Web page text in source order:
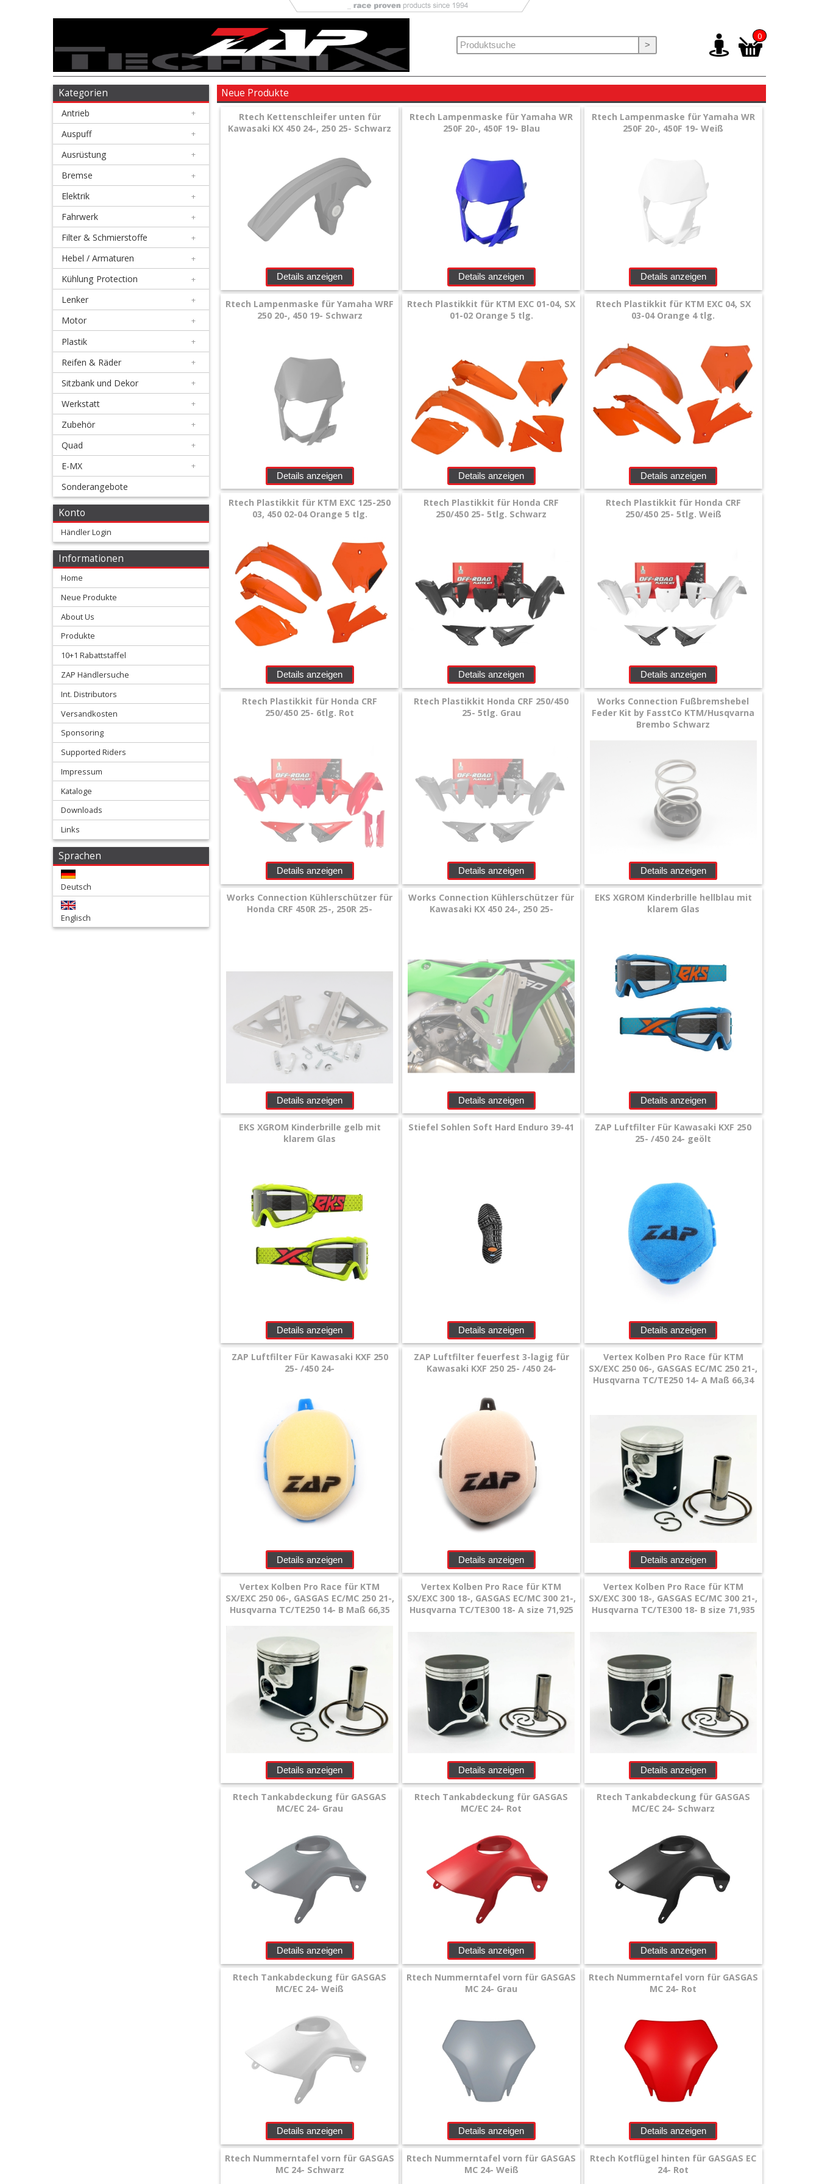
Antrieb
Auspuff
Ausrüstung
Bremse
Elektrik
Fahrwerk
Schmierstoffe
Armaturen
Kühlung
Protection
Lenker
Motor
Plastik
Reifen
Sitzbank
Dekor
Werkstatt
Zubehör
Quad
>
0
Kategorien
Antrieb +
Auspuff +
Ausrüstung +
Bremse +
Elektrik +
Fahrwerk +
Filter & Schmierstoffe +
Hebel / Armaturen +
Kühlung Protection +
Lenker +
Motor +
Plastik +
Reifen & Räder +
Sitzbank und Dekor +
Werkstatt +
Zubehör +
Quad +
E-MX +
Sonderangebote
Konto
Händler Login
Informationen
Home
Neue Produkte
About Us
Produkte
10+1 Rabattstaffel
ZAP Händlersuche
Int. Distributors
Versandkosten
Sponsoring
Supported Riders
Impressum
Kataloge
Downloads
Links
Sprachen
Deutsch
Englisch
Neue Produkte
Rtech Kettenschleifer unten für
Kawasaki KX 450 24-, 250 25- Schwarz
Details anzeigen
Rtech Lampenmaske für Yamaha WR
250F 20-, 450F 19- Blau
Details anzeigen
Rtech Lampenmaske für Yamaha WR
250F 20-, 450F 19- Weiß
Details anzeigen
Rtech Lampenmaske für Yamaha WRF
250 20-, 450 19- Schwarz
Details anzeigen
Rtech Plastikkit für KTM EXC 01-04, SX
01-02 Orange 5 tlg.
Details anzeigen
Rtech Plastikkit für KTM EXC 04, SX
03-04 Orange 4 tlg.
Details anzeigen
Rtech Plastikkit für KTM EXC 125-250
03, 450 02-04 Orange 5 tlg.
Details anzeigen
Rtech Plastikkit für Honda CRF
250/450 25- 5tlg. Schwarz
Details anzeigen
Rtech Plastikkit für Honda CRF
250/450 25- 5tlg. Weiß
Details anzeigen
Rtech Plastikkit für Honda CRF
250/450 25- 6tlg. Rot
Details anzeigen
Rtech Plastikkit Honda CRF 250/450
25- 5tlg. Grau
Details anzeigen
Works Connection Fußbremshebel
Feder Kit by FasstCo KTM/Husqvarna
Brembo Schwarz
Details anzeigen
Works Connection Kühlerschützer für
Honda CRF 450R 25-, 250R 25-
Details anzeigen
Works Connection Kühlerschützer für
Kawasaki KX 450 24-, 250 25-
Details anzeigen
EKS XGROM Kinderbrille hellblau mit
klarem Glas
Details anzeigen
EKS XGROM Kinderbrille gelb mit
klarem Glas
Details anzeigen
Stiefel Sohlen Soft Hard Enduro 39-41
Details anzeigen
ZAP Luftfilter Für Kawasaki KXF 250
25- /450 24- geölt
Details anzeigen
ZAP Luftfilter Für Kawasaki KXF 250
25- /450 24-
Details anzeigen
ZAP Luftfilter feuerfest 3-lagig für
Kawasaki KXF 250 25- /450 24-
Details anzeigen
Vertex Kolben Pro Race für KTM
SX/EXC 250 06-, GASGAS EC/MC 250 21-,
Husqvarna TC/TE250 14- A Maß 66,34
Details anzeigen
Vertex Kolben Pro Race für KTM
SX/EXC 250 06-, GASGAS EC/MC 250 21-,
Husqvarna TC/TE250 14- B Maß 66,35
Details anzeigen
Vertex Kolben Pro Race für KTM
SX/EXC 300 18-, GASGAS EC/MC 300 21-,
Husqvarna TC/TE300 18- A size 71,925
Details anzeigen
Vertex Kolben Pro Race für KTM
SX/EXC 300 18-, GASGAS EC/MC 300 21-,
Husqvarna TC/TE300 18- B size 71,935
Details anzeigen
Rtech Tankabdeckung für GASGAS
MC/EC 24- Grau
Details anzeigen
Rtech Tankabdeckung für GASGAS
MC/EC 24- Rot
Details anzeigen
Rtech Tankabdeckung für GASGAS
MC/EC 24- Schwarz
Details anzeigen
Rtech Tankabdeckung für GASGAS
MC/EC 24- Weiß
Details anzeigen
Rtech Nummerntafel vorn für GASGAS
MC 24- Grau
Details anzeigen
Rtech Nummerntafel vorn für GASGAS
MC 24- Rot
Details anzeigen
Rtech Nummerntafel vorn für GASGAS
MC 24- Schwarz
Rtech Nummerntafel vorn für GASGAS
MC 24- Weiß
Rtech Kotflügel hinten für GASGAS EC
24- Rot